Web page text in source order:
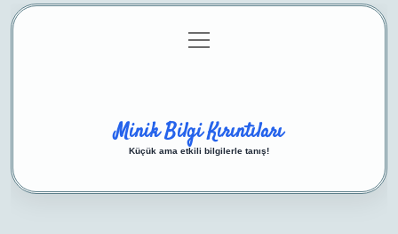
Gizlilik Politikası
menüyü
aç
Minik Bilgi Kırıntıları
Küçük ama etkili bilgilerle tanış!